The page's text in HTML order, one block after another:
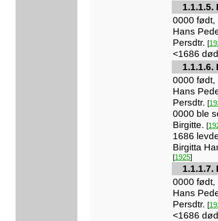
1.1.1.5.
0000 født,
Hans
Persdtr. [
<1686
0000 født,
Hans
Persdtr. [
0000 ble
Birgitte. [
1686
Birgitta
[1925]
1.1.1.7.
0000 født,
Hans
Persdtr. [
<1686